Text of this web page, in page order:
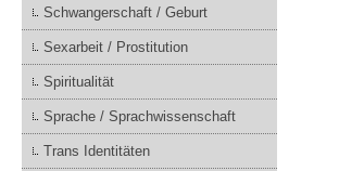
Schwangerschaft / Geburt
Sexarbeit / Prostitution
Spiritualität
Sprache / Sprachwissenschaft
Trans Identitäten